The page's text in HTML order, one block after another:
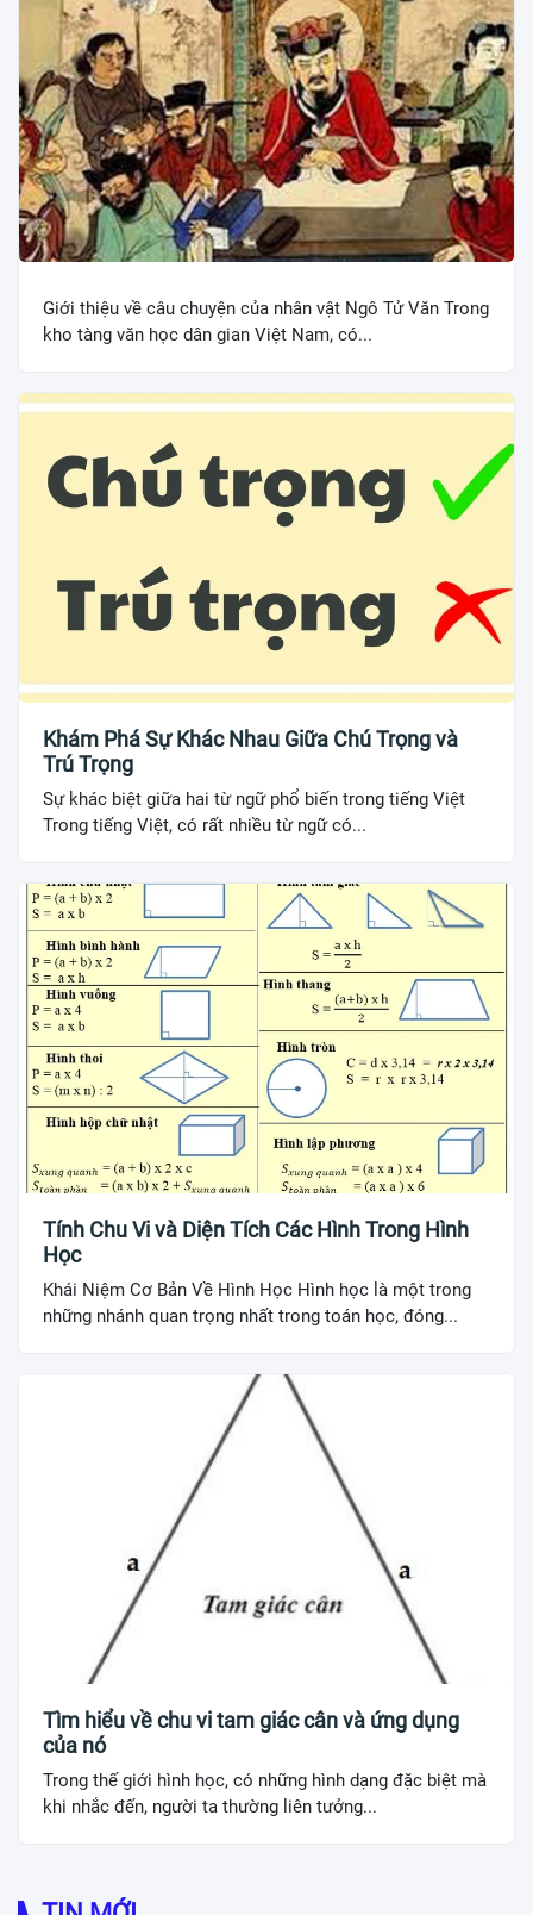
Giới thiệu về câu chuyện của nhân vật Ngô Tử Văn Trong
kho tàng văn học dân gian Việt Nam, có...
Khám Phá Sự Khác Nhau Giữa Chú Trọng và
Trú Trọng
Sự khác biệt giữa hai từ ngữ phổ biến trong tiếng Việt
Trong tiếng Việt, có rất nhiều từ ngữ có...
Tính Chu Vi và Diện Tích Các Hình Trong Hình
Học
Khái Niệm Cơ Bản Về Hình Học Hình học là một trong
những nhánh quan trọng nhất trong toán học, đóng...
Tìm hiểu về chu vi tam giác cân và ứng dụng
của nó
Trong thế giới hình học, có những hình dạng đặc biệt mà
khi nhắc đến, người ta thường liên tưởng...